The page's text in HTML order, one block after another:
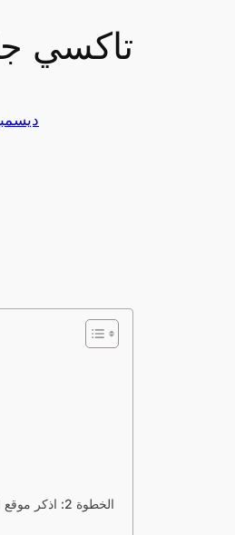
تاكسي
ديسمبر 12,
الخطوة 2: اذكر موقع الانطلاق والوجهة المراد الوصول إليها